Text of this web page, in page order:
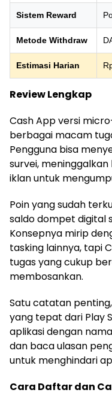
Sistem Reward
Metode Withdraw
Estimasi Harian
Review Lengkap
Cash App versi
berbagai macam
Pengguna bisa
survei,
iklan untuk
Poin yang sudah
saldo dompet digital
Konsepnya mirip
tasking lainnya, tapi
tugas yang cukup
membosankan.
Satu catatan
yang tepat dari Play
aplikasi dengan
dan baca ulasan
untuk menghindari
Cara Daftar dan